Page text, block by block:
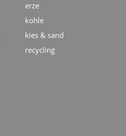
erze
kohle
kies & sand
recycling